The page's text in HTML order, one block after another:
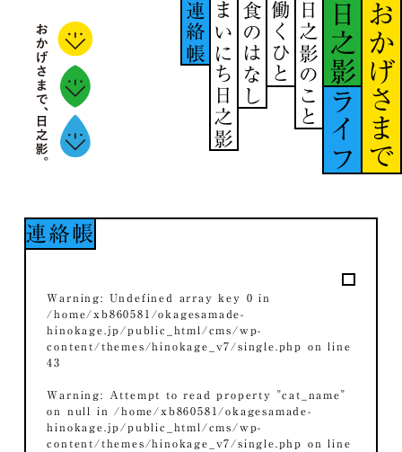
おかげさまで
日之影
ライフ
日之影のこと
働くひと
食のはなし
まいにち日之影
連絡帳
連絡帳
Warning: Undefined array key 0 in
/home/xb860581/okagesamade-
hinokage.jp/public_html/cms/wp-
content/themes/hinokage_v7/single.php
on line
43
Warning: Attempt to read property "cat_name"
on null in /home/xb860581/okagesamade-
hinokage.jp/public_html/cms/wp-
content/themes/hinokage_v7/single.php
on line